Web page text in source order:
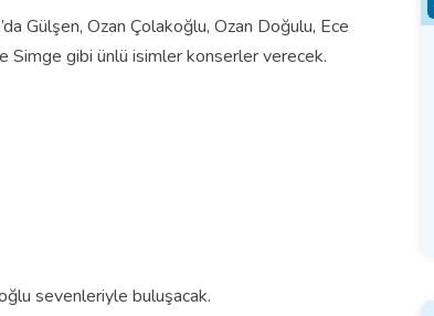
Gülşen, Ozan Çolakoğlu, Ozan Doğulu, Ece
Simge gibi ünlü isimler konserler verecek.
sevenleriyle buluşacak.